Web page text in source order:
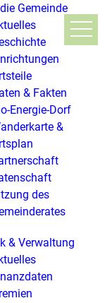
Gemeinde
& Fakten
Energie-Dorf
&
des
& Verwaltung